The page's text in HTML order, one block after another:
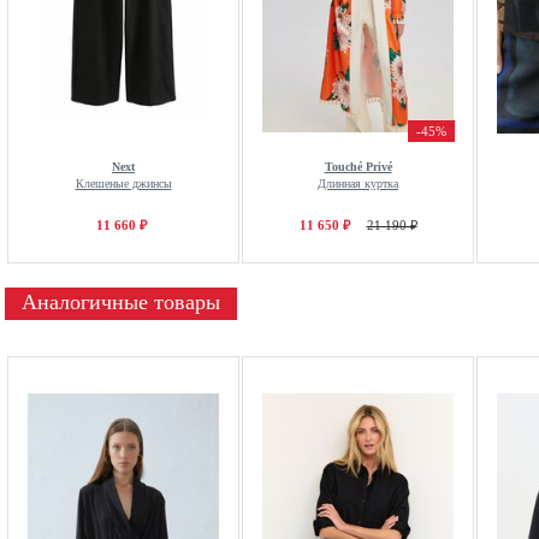
Next
Клешеные джинсы
11 660 ₽
-45%
Touché Privé
Длинная куртка
11 650 ₽ 21 190 ₽
Аналогичные товары